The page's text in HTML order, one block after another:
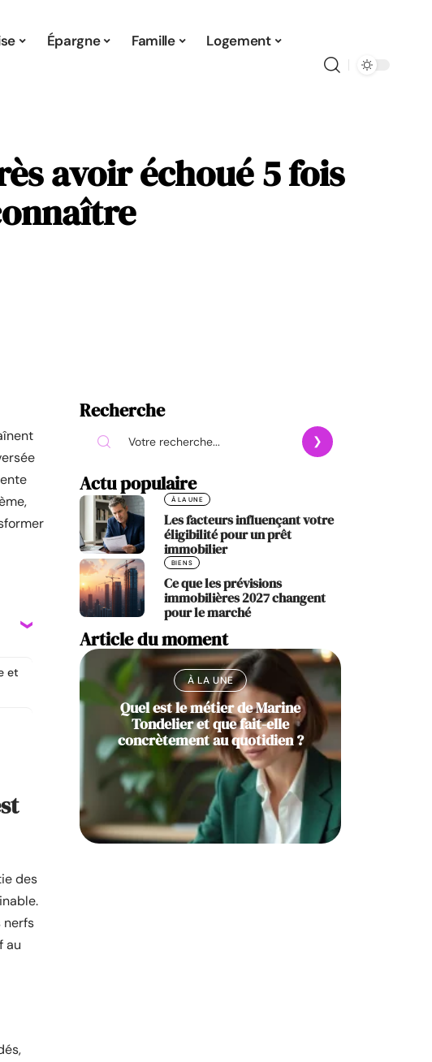
Épargne Famille Logement
avoir échoué 5 fois
et
des
nerfs
au
Recherche
Actu populaire
À LA UNE
Les facteurs influençant votre
éligibilité pour un prêt
immobilier
BIENS
Ce que les prévisions
immobilières 2027 changent
pour le marché
Article du moment
À LA UNE
Quel est le métier de Marine
Tondelier et que fait-elle
concrètement au quotidien ?